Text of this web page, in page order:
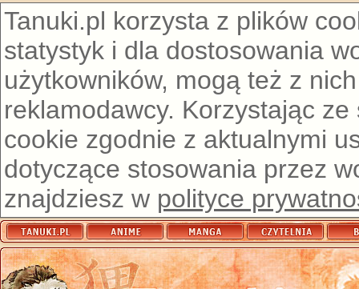
Tanuki.pl korzysta z plików
statystyk i dla dostosowania
użytkowników, mogą też z
reklamodawcy. Korzystając
cookie zgodnie z aktualnymi
dotyczące stosowania przez
znajdziesz w polityce